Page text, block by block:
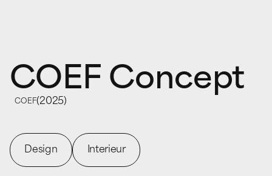
COEF Concept
COEF(2025)
Design Interieur